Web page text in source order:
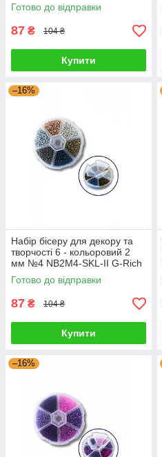
Готово до відправки
87 ₴ 104 ₴
Купити
–16%
Набір бісеру для декору та
творчості 6 - кольоровий 2
мм №4 NB2M4-SKL-II G-Rich
Готово до відправки
87 ₴ 104 ₴
Купити
–16%